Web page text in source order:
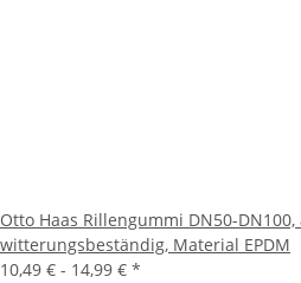
Otto Haas Rillengummi DN50-
witterungsbeständig, Material EPDM
10,49 € - 14,99 € *